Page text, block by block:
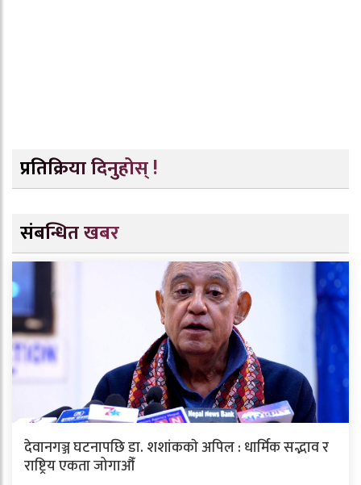
प्रतिक्रिया दिनुहोस् !
संबन्धित खबर
देवानगञ्ज घटनापछि डा. शशांककाे अपिल : धार्मिक सद्भाव र
राष्ट्रिय एकता जोगाऔँ